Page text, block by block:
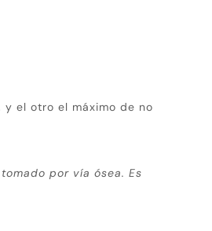
el otro el máximo de no
por vía ósea. Es